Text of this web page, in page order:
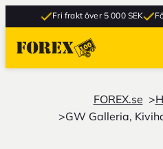
Fri frakt över 5 000 SEK
FOREX.se
GW Galleria,